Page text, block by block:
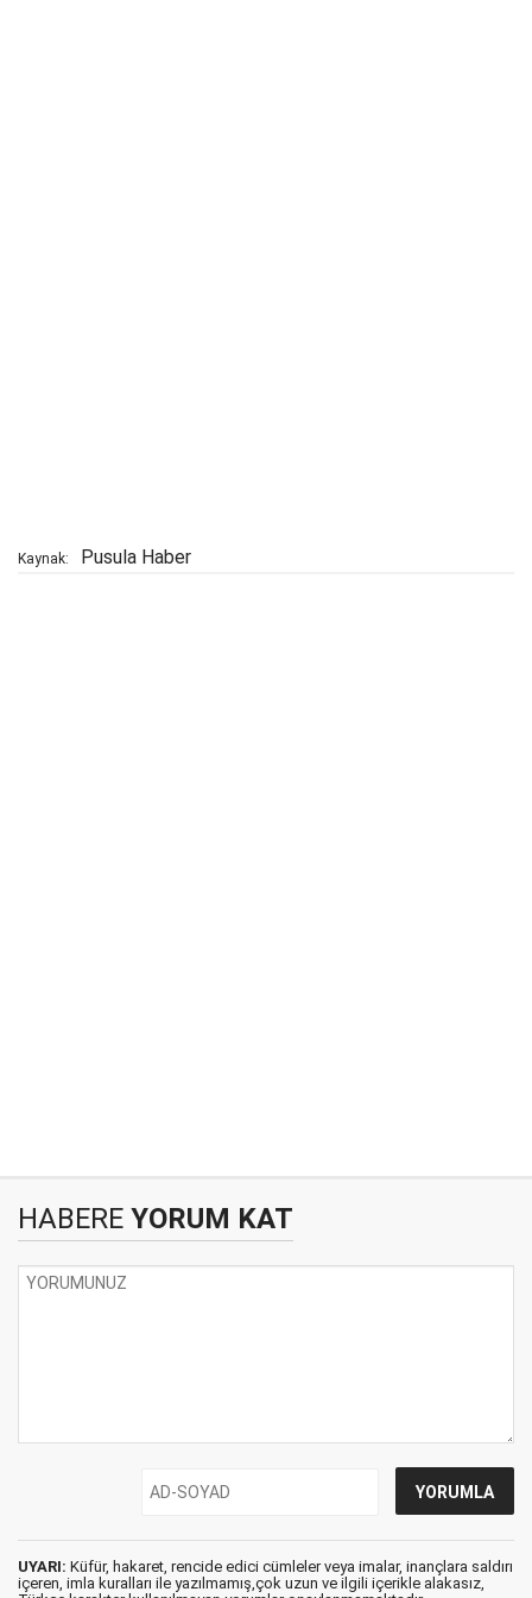
Kaynak: Pusula Haber
HABERE YORUM KAT
UYARI: Küfür, hakaret, rencide edici cümleler veya imalar, inançlara saldırı
içeren, imla kuralları ile yazılmamış,çok uzun ve ilgili içerikle alakasız,